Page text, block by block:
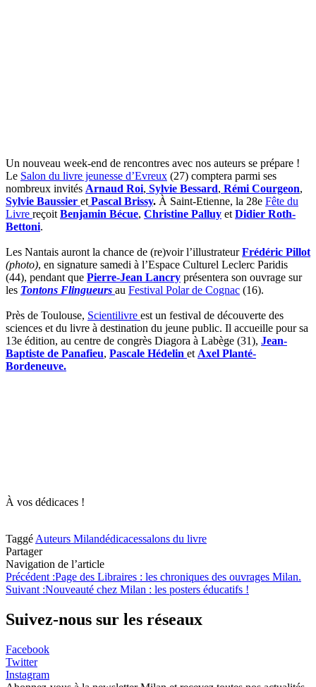
Un nouveau week-end de rencontres avec nos auteurs se prépare !
Le Salon du livre jeunesse d’Evreux (27) comptera parmi ses
nombreux invités Arnaud Roi, Sylvie Bessard, Rémi Courgeon,
Sylvie Baussier et Pascal Brissy. À Saint-Etienne, la 28e Fête du
Livre reçoit Benjamin Bécue, Christine Palluy et Didier Roth-
Bettoni.
Les Nantais auront la chance de (re)voir l’illustrateurFrédéric Pillot
(photo), en signature samedi à l’Espace Culturel Leclerc Paridis
(44), pendant que Pierre-Jean Lancry présentera son ouvrage sur
les Tontons Flingueurs au Festival Polar de Cognac (16).
Près de Toulouse, Scientilivre est un festival de découverte des
sciences et du livre à destination du jeune public. Il accueille pour sa
13e édition, au centre de congrès Diagora à Labège (31), Jean-
Baptiste de Panafieu, Pascale Hédelin et Axel Planté-
Bordeneuve.
À vos dédicaces !
Taggé Auteurs Milandédicacessalons du livre
Partager
Navigation de l’article
Précédent :Page des Libraires : les chroniques des ouvrages Milan.
Suivant :Nouveauté chez Milan : les posters éducatifs !
Suivez-nous sur les réseaux
Facebook
Twitter
Instagram